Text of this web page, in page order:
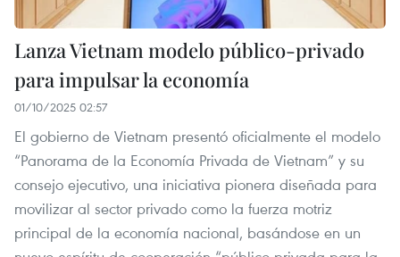
Lanza Vietnam modelo público-privado
para impulsar la economía
01/10/2025 02:57
El gobierno de Vietnam presentó oficialmente el modelo
“Panorama de la Economía Privada de Vietnam” y su
consejo ejecutivo, una iniciativa pionera diseñada para
movilizar al sector privado como la fuerza motriz
principal de la economía nacional, basándose en un